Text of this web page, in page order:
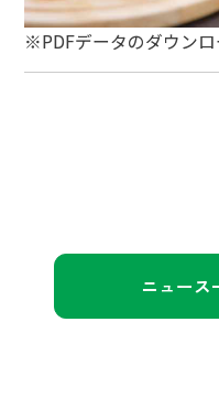
※PDFデータのダウン
ニュース